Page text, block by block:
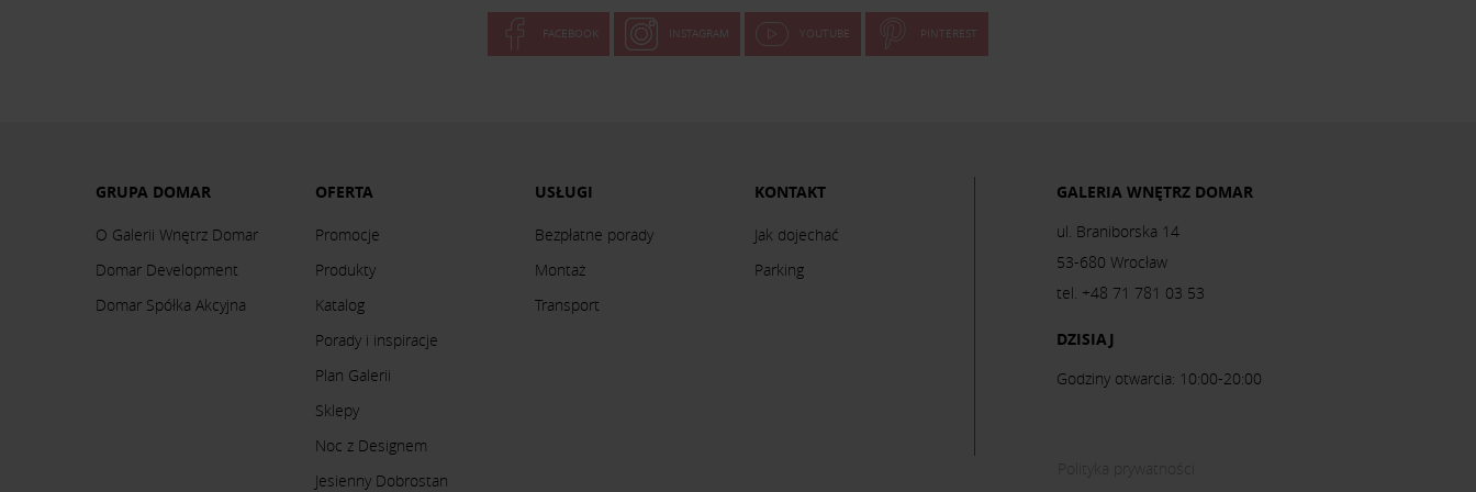
FACEBOOK INSTAGRAM YOUTUBE PINTEREST
GRUPA DOMAR
O Galerii Wnętrz Domar
Domar Development
Domar Spółka Akcyjna
OFERTA
Promocje
Produkty
Katalog
Porady i inspiracje
Plan Galerii
Sklepy
Noc z Designem
Jesienny Dobrostan
USŁUGI
Bezpłatne porady
Montaż
Transport
KONTAKT
Jak dojechać
Parking
GALERIA WNĘTRZ DOMAR
ul. Braniborska 14
53-680 Wrocław
tel. +48 71 781 03 53
DZISIAJ
Godziny otwarcia: 10:00-20:00